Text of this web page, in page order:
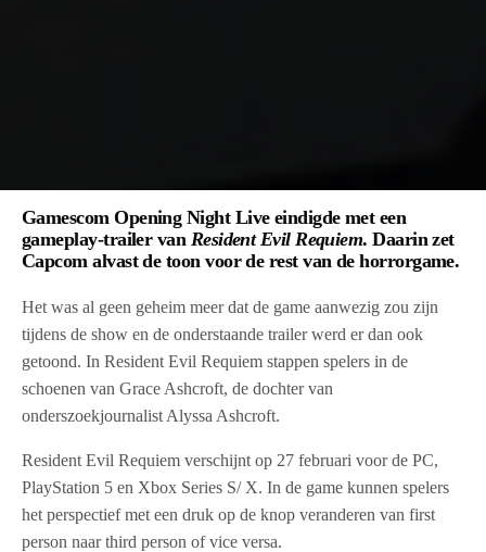
Gamescom Opening Night Live eindigde met een
gameplay-trailer van Resident Evil Requiem. Daarin zet
Capcom alvast de toon voor de rest van de horrorgame.
Het was al geen geheim meer dat de game aanwezig zou zijn
tijdens de show en de onderstaande trailer werd er dan ook
getoond. In Resident Evil Requiem stappen spelers in de
schoenen van Grace Ashcroft, de dochter van
onderszoekjournalist Alyssa Ashcroft.
Resident Evil Requiem verschijnt op 27 februari voor de PC,
PlayStation 5 en Xbox Series S/ X. In de game kunnen spelers
het perspectief met een druk op de knop veranderen van first
person naar third person of vice versa.